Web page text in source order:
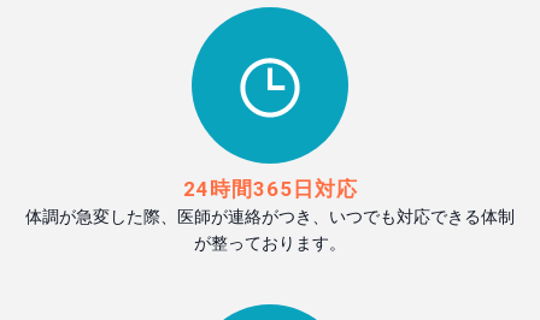
24時間365日対応
体調が急変した際、医師が連絡がつき、いつでも対応できる体制
が整っております。